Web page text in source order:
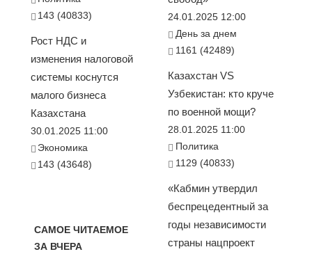
143 (40833)
Рост НДС и
изменения налоговой
системы коснутся
малого бизнеса
Казахстана
30.01.2025 11:00
Экономика
143 (43648)
САМОЕ ЧИТАЕМОЕ
ЗА ВЧЕРА
24.01.2025 12:00
День за днем
1161 (42489)
Казахстан VS
Узбекистан: кто круче
по военной мощи?
28.01.2025 11:00
Политика
1129 (40833)
«Кабмин утвердил
беспрецедентный за
годы независимости
страны нацпроект